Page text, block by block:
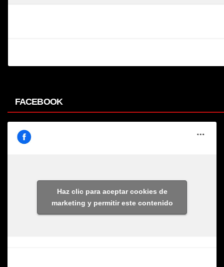
FACEBOOK
Haz clic para aceptar cookies de
marketing y permitir este contenido